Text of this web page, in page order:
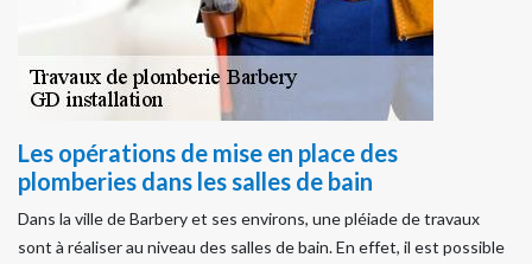
Les opérations de mise en place des
plomberies dans les salles de bain
Dans la ville de Barbery et ses environs, une pléiade de travaux
sont à réaliser au niveau des salles de bain. En effet, il est possible